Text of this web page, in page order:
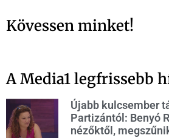
Kövessen minket!
A Media1 legfrissebb
Újabb kulcsember
Partizántól: Benyó
nézőktől,